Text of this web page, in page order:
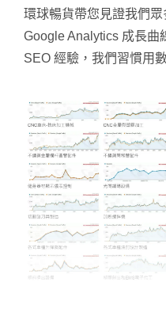
環球暢貨帶您見證我們
Google Analytics 成長曲
SEO 經驗，我們習慣用